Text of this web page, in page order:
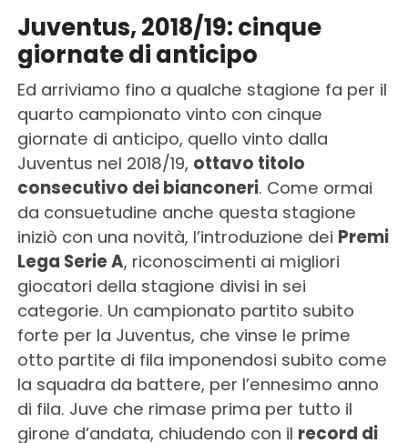
Juventus, 2018/19: cinque
giornate di anticipo
Ed arriviamo fino a qualche stagione fa per il
quarto campionato vinto con cinque
giornate di anticipo, quello vinto dalla
Juventus nel 2018/19, ottavo titolo
consecutivo dei bianconeri. Come ormai
da consuetudine anche questa stagione
iniziò con una novità, l’introduzione dei Premi
Lega Serie A, riconoscimenti ai migliori
giocatori della stagione divisi in sei
categorie. Un campionato partito subito
forte per la Juventus, che vinse le prime
otto partite di fila imponendosi subito come
la squadra da battere, per l’ennesimo anno
di fila. Juve che rimase prima per tutto il
girone d’andata, chiudendo con il record di